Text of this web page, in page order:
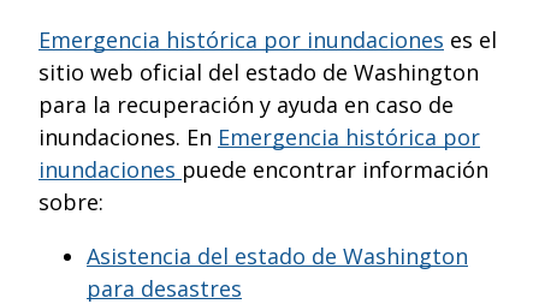
Emergencia histórica por inundaciones es el
sitio web oficial del estado de Washington
para la recuperación y ayuda en caso de
inundaciones. En Emergencia histórica por
inundaciones puede encontrar información
sobre:
Asistencia del estado de Washington
para desastres